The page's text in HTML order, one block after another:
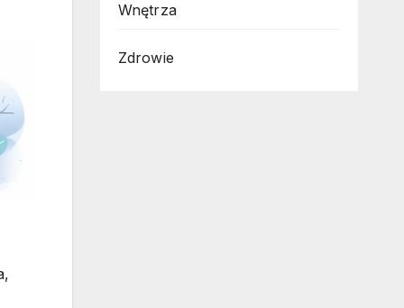
Wnętrza
Zdrowie